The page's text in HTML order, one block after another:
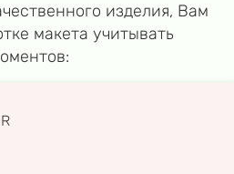
изделия, Вам
макета учитывать